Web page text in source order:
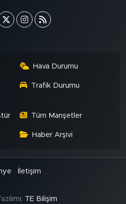
Hava Durumu
Trafik Durumu
Tüm Manşetler
Haber Arşivi
İletişim
TE Bilişim